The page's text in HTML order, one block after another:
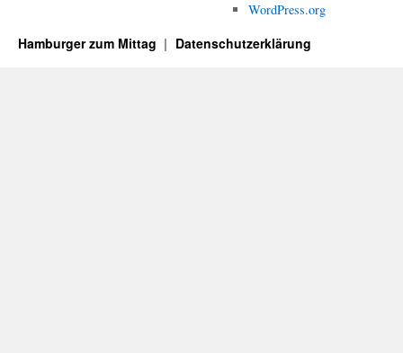
WordPress.org
Hamburger zum Mittag Datenschutzerklärung